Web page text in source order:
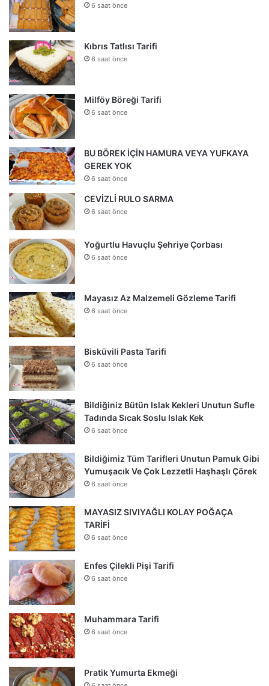
6 saat önce
Kıbrıs Tatlısı Tarifi
6 saat önce
Milföy Böreği Tarifi
6 saat önce
BU BÖREK İÇİN HAMURA VEYA YUFKAYA
GEREK YOK
6 saat önce
CEVİZLİ RULO SARMA
6 saat önce
Yoğurtlu Havuçlu Şehriye Çorbası
6 saat önce
Mayasız Az Malzemeli Gözleme Tarifi
6 saat önce
Bisküvili Pasta Tarifi
6 saat önce
Bildiğiniz Bütün Islak Kekleri Unutun Sufle
Tadında Sıcak Soslu Islak Kek
6 saat önce
Bildiğimiz Tüm Tarifleri Unutun Pamuk Gibi
Yumuşacık Ve Çok Lezzetli Haşhaşlı Çörek
6 saat önce
MAYASIZ SIVIYAĞLI KOLAY POĞAÇA
TARİFİ
6 saat önce
Enfes Çilekli Pişi Tarifi
6 saat önce
Muhammara Tarifi
6 saat önce
Pratik Yumurta Ekmeği